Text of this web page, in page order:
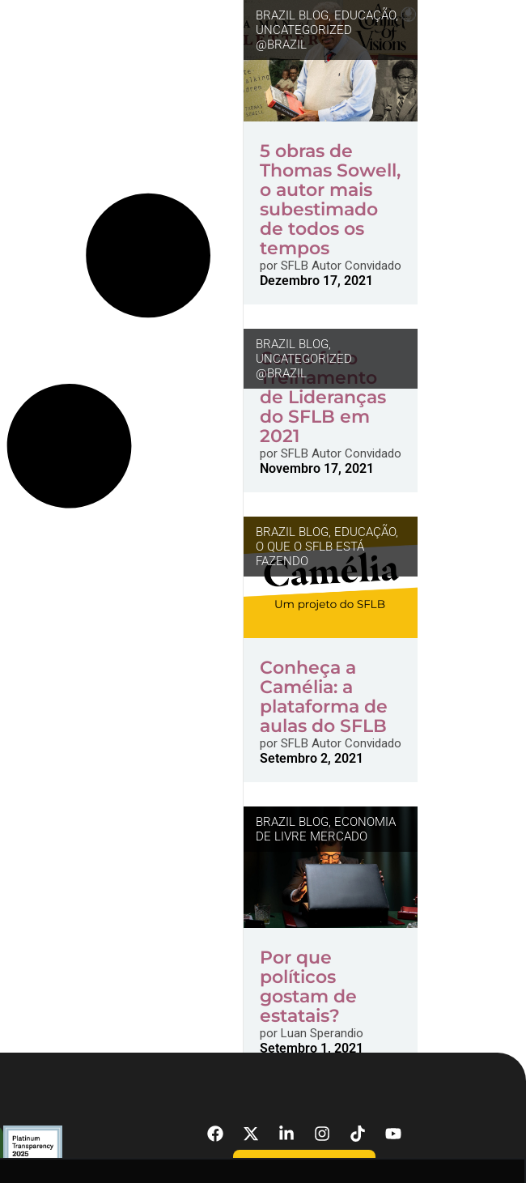
BRAZIL BLOG,EDUCAÇÃO,
UNCATEGORIZED
@BRAZIL
5 obras de
Thomas Sowell,
o autor mais
subestimado
de todos os
tempos
porSFLB Autor Convidado
Dezembro 17, 2021
BRAZIL BLOG,
UNCATEGORIZED
@BRAZIL
Como foi o
Treinamento
de Lideranças
do SFLB em
2021
porSFLB Autor Convidado
Novembro 17, 2021
BRAZIL BLOG, EDUCAÇÃO,
O QUE O SFLB ESTÁ
FAZENDO
Conheça a
Camélia: a
plataforma de
aulas do SFLB
porSFLB Autor Convidado
Setembro 2, 2021
BRAZIL BLOG, ECONOMIA
DE LIVRE MERCADO
Por que
políticos
gostam de
estatais?
porLuan Sperandio
Setembro 1, 2021